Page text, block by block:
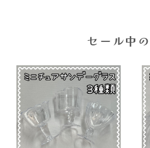
セール中